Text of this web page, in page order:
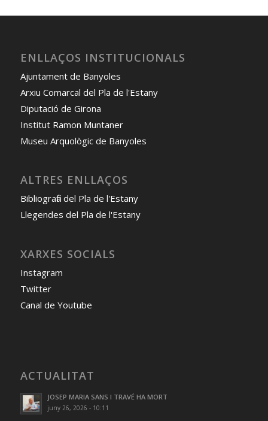
ENLLAÇOS INSTITUCIONALS
Ajuntament de Banyoles
Arxiu Comarcal del Pla de l'Estany
Diputació de Girona
Institut Ramon Muntaner
Museu Arquològic de Banyoles
ALTRES ENLLAÇOS
Bibliografia del Pla de l'Estany
Llegendes del Pla de l'Estany
XARXES SOCIALS
Instagram
Twitter
Canal de Youtube
ACTUALITAT
JOSEP MARIA SANS I TRAVÉ HA MORT
juny 26, 2026 - 10:11